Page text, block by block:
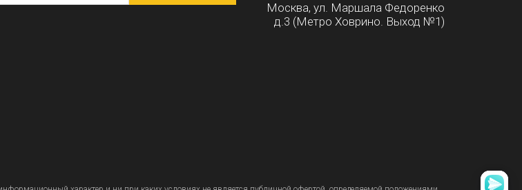
Москва, ул. Маршала Федоренко
д.3 (Метро Ховрино. Выход №1)